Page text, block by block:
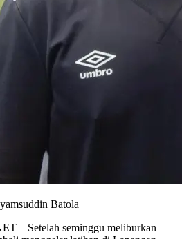
Batola
– Setelah seminggu meliburkan